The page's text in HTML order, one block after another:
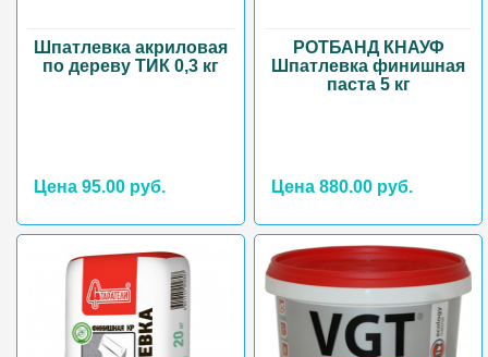
Шпатлевка акриловая
по дереву ТИК 0,3 кг
Цена 95.00 руб.
РОТБАНД КНАУФ
Шпатлевка финишная
паста 5 кг
Цена 880.00 руб.